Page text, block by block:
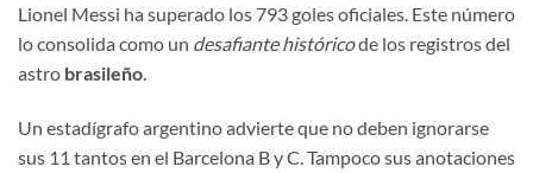
Lionel Messi ha superado los 793 goles oficiales. Este número
lo consolida como un desafiante históricode los registros del
astro brasileño
Un estadígrafo argentino advierte que no deben ignorarse
sus 11 tantos en el Barcelona B y C. Tampoco sus anotaciones